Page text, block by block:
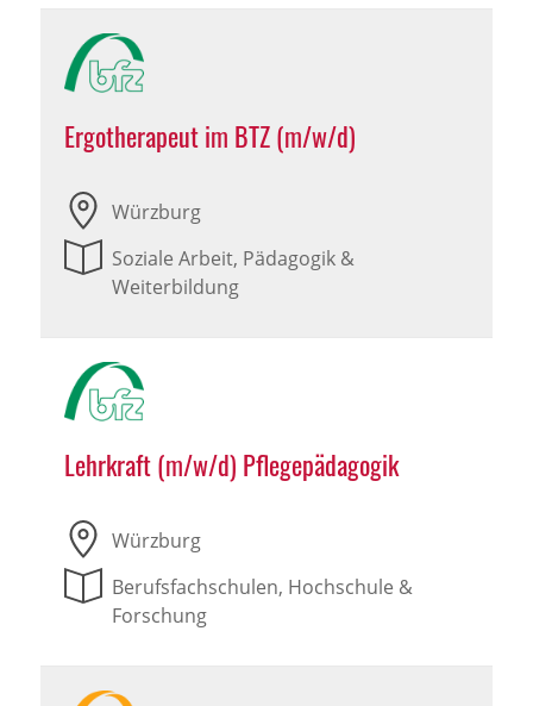
Ergotherapeut im BTZ (m/w/d)
Würzburg
Soziale Arbeit, Pädagogik &
Weiterbildung
Lehrkraft (m/w/d) Pflegepädagogik
Würzburg
Berufsfachschulen, Hochschule &
Forschung